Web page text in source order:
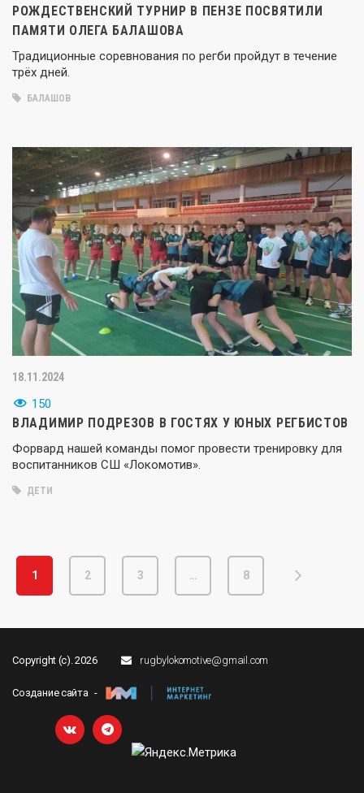
РОЖДЕСТВЕНСКИЙ ТУРНИР В ПЕНЗЕ ПОСВЯТИЛИ
ПАМЯТИ ОЛЕГА БАЛАШОВА
Традиционные соревнования по регби пройдут в течение
трёх дней.
БАЛАШОВ
18.11.2024
150
ВЛАДИМИР ПОДРЕЗОВ В ГОСТЯХ У ЮНЫХ РЕГБИСТОВ
Форвард нашей команды помог провести тренировку для
воспитанников СШ «Локомотив».
ДЕТИ
1 2 3 … 8
Copyright (c). 2026 rugbylokomotive@gmail.com
Создание сайта -